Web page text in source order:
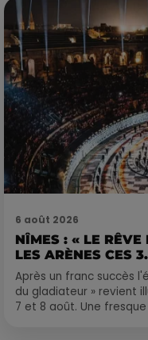
6 août 2026
NÎMES : « LE
LES ARÈNES CES
Après un franc succès
du gladiateur » revient
7 et 8 août. Une